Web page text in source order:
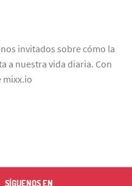
invitados sobre cómo la
a nuestra vida diaria. Con
mixx.io
SÍGUENOS EN